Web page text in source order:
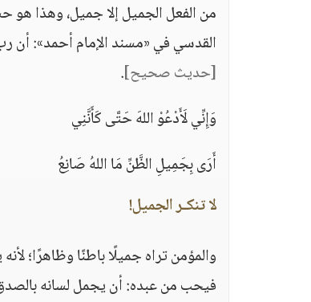
من الفعل الجميل إلا جميل، وهذا هو
القدسي في «مسند الإمام أحمد»: أن
[حديث صحيح].
وَإِنِّي لَأَدْعُوْ اللهَ حَتَّى كَأَنَّنِي
أَرَى بِجَمِيلِ الظَّنِّ مَا اللهُ صَانِعُ
لا تنكـر الجميل!
والمؤمن تراه جميلًا باطنًا وظاهرًا؛
فيحب من عبده: أن يجمل لسانه بالصدق،